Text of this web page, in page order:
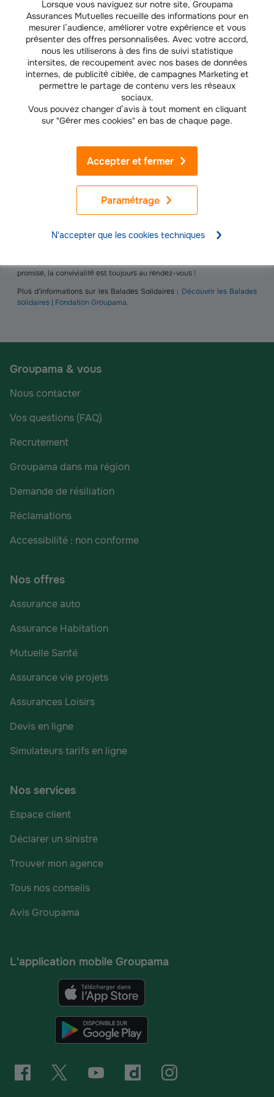
Lorsque vous naviguez sur notre site, Groupama
Assurances Mutuelles recueille des informations pour en
mesurer l’audience, améliorer votre expérience et vous
présenter des offres personnalisées. Avec votre accord,
nous les utiliserons à des fins de suivi statistique
intersites, de recoupement avec nos bases de données
internes, de publicité ciblée, de campagnes Marketing et
permettre le partage de contenu vers les réseaux
sociaux.
Vous pouvez changer d’avis à tout moment en cliquant
sur "Gérer mes cookies" en bas de chaque page.
Paramétrage
Accepter et fermer
N'accepter que les cookies techniques
Dimanche 13 septembre 2026
Balade Solidaire du Bas-Rhin (67)à Schwenheim, départ du
stade de foot (rue des Prés), entre 8h30 et 12h00
Venez nombreux !
promise, la convivialité est toujours au rendez-vous !
Plus d’informations sur les Balades Solidaires : Découvrir les Balades
solidaires | Fondation Groupama.
Groupama & vous
Nous contacter
Vos questions (FAQ)
Recrutement
Groupama dans ma région
Demande de résiliation
Réclamations
Accessibilité : non conforme
Nos offres
Assurance auto
Assurance Habitation
Mutuelle Santé
Assurance vie projets
Assurances Loisirs
Devis en ligne
Simulateurs tarifs en ligne
Nos services
Espace client
Déclarer un sinistre
Trouver mon agence
Tous nos conseils
Avis Groupama
L'application mobile Groupama